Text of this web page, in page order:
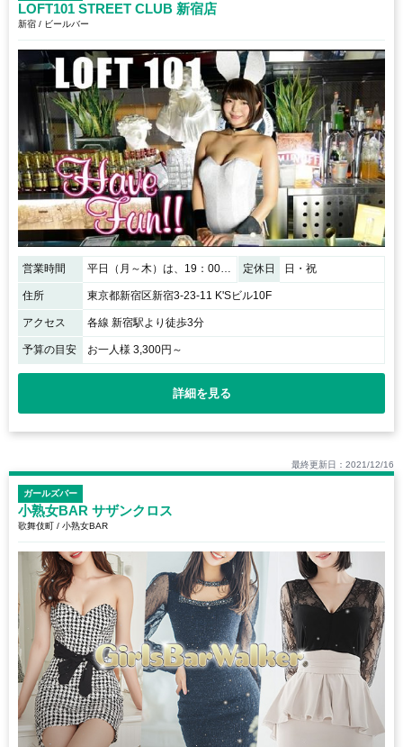
LOFT101 STREET CLUB 新宿店
新宿 / ビールバー
営業時間 定休日 日・祝
住所 東京都新宿区新宿3-23-11 K'Sビル10F
アクセス 各線 新宿駅より徒歩3分
予算の目安 お一人様 3,300円～
詳細を見る
最終更新日：2021/12/16
ガールズバー
小熟女BAR サザンクロス
歌舞伎町 / 小熟女BAR